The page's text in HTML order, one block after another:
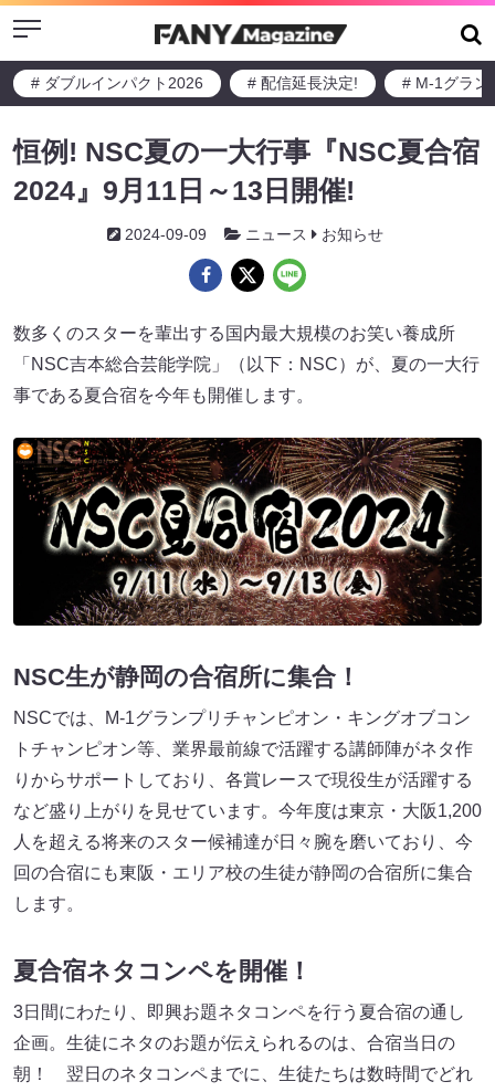
Menu
# ダブルインパクト2026 # 配信延長決定! # M-1グラン
恒例! NSC夏の一大行事『NSC夏合宿
2024』9月11日～13日開催!
2024-09-09 ニュース お知らせ
数多くのスターを輩出する国内最大規模のお笑い養成所
「NSC吉本総合芸能学院」（以下：NSC）が、夏の一大行
事である夏合宿を今年も開催します。
NSC生が静岡の合宿所に集合！
NSCでは、M-1グランプリチャンピオン・キングオブコン
トチャンピオン等、業界最前線で活躍する講師陣がネタ作
りからサポートしており、各賞レースで現役生が活躍する
など盛り上がりを見せています。今年度は東京・大阪1,200
人を超える将来のスター候補達が日々腕を磨いており、今
回の合宿にも東阪・エリア校の生徒が静岡の合宿所に集合
します。
夏合宿ネタコンペを開催！
3日間にわたり、即興お題ネタコンペを行う夏合宿の通し
企画。生徒にネタのお題が伝えられるのは、合宿当日の
朝！ 翌日のネタコンペまでに、生徒たちは数時間でどれ